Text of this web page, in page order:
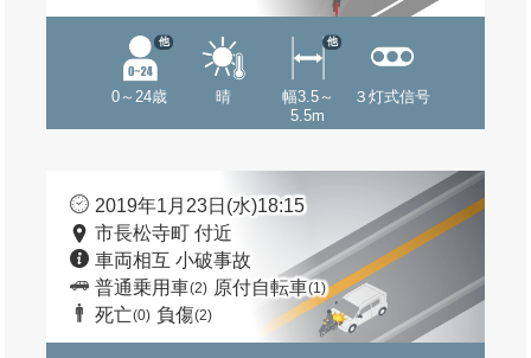
0～24歳
他
晴
幅3.5～
5.5m
他
３灯式信号
2019年1月23日(水)18:15
市長松寺町 付近
車両相互 小破事故
普通乗用車(2) 原付自転車(1)
死亡(0) 負傷(2)